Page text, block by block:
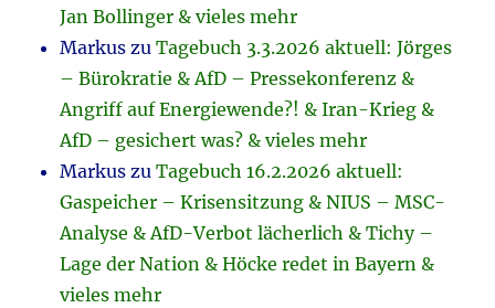
Jan Bollinger & vieles mehr
Markus zuTagebuch 3.3.2026 aktuell: Jörges
– Bürokratie & AfD – Pressekonferenz &
Angriff auf Energiewende?! & Iran-Krieg &
AfD – gesichert was? & vieles mehr
Markus zuTagebuch 16.2.2026 aktuell:
Gaspeicher – Krisensitzung & NIUS – MSC-
Analyse & AfD-Verbot lächerlich & Tichy –
Lage der Nation & Höcke redet in Bayern &
vieles mehr